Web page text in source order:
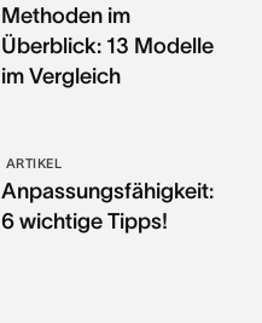
Methoden im
Überblick: 13 Modelle
im Vergleich
ARTIKEL
Anpassungsfähigkeit:
6 wichtige Tipps!